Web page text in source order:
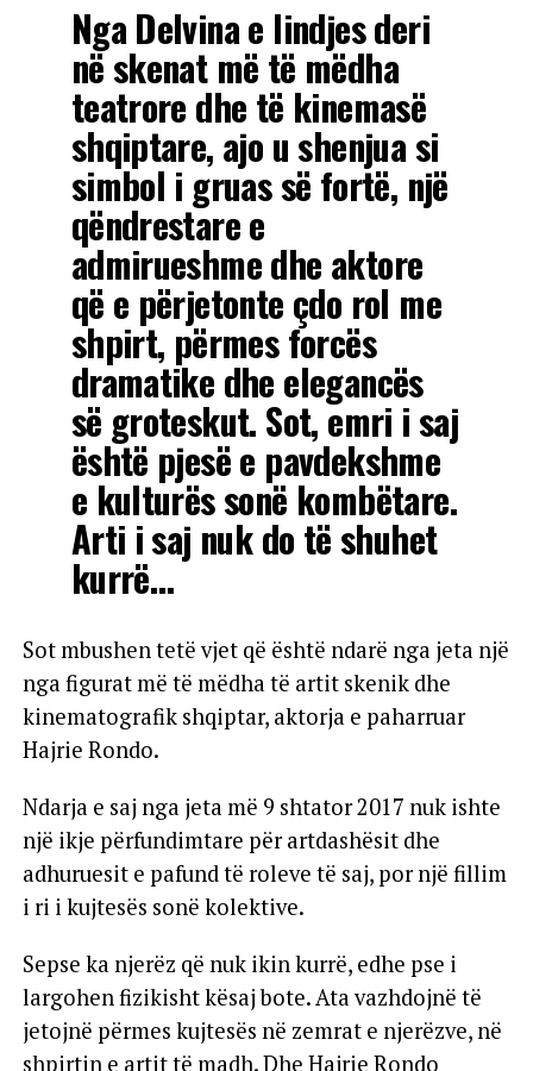
Nga Delvina e lindjes deri
në skenat më të mëdha
teatrore dhe të kinemasë
shqiptare, ajo u shenjua si
simbol i gruas së fortë, një
qëndrestare e
admirueshme dhe aktore
që e përjetonte çdo rol me
shpirt, përmes forcës
dramatike dhe elegancës
së groteskut. Sot, emri i saj
është pjesë e pavdekshme
e kulturës sonë kombëtare.
Arti i saj nuk do të shuhet
kurrë…
Sot mbushen tetë vjet që është ndarë nga jeta një
nga figurat më të mëdha të artit skenik dhe
kinematografik shqiptar, aktorja e paharruar
Hajrie Rondo.
Ndarja e saj nga jeta më 9 shtator 2017 nuk ishte
një ikje përfundimtare për artdashësit dhe
adhuruesit e pafund të roleve të saj, por një fillim
i ri i kujtesës sonë kolektive.
Sepse ka njerëz që nuk ikin kurrë, edhe pse i
largohen fizikisht kësaj bote. Ata vazhdojnë të
jetojnë përmes kujtesës në zemrat e njerëzve, në
shpirtin e artit të madh. Dhe Hajrie Rondo